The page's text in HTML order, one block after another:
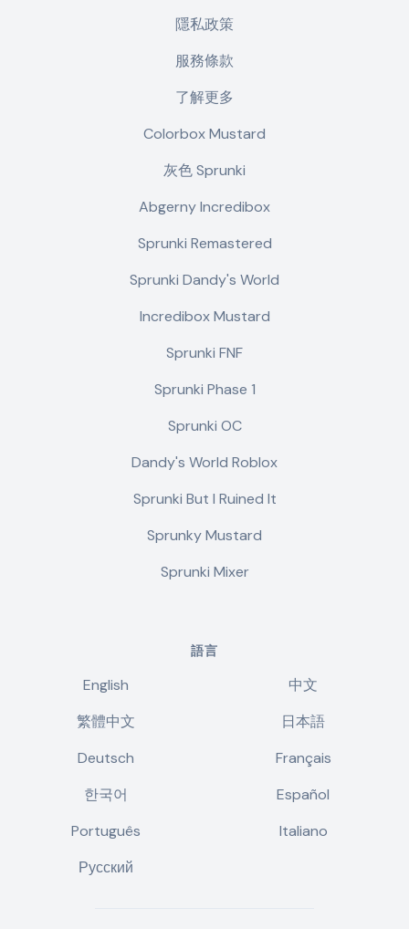
隱私政策
服務條款
了解更多
Colorbox Mustard
灰色 Sprunki
Abgerny Incredibox
Sprunki Remastered
Sprunki Dandy's World
Incredibox Mustard
Sprunki FNF
Sprunki Phase 1
Sprunki OC
Dandy's World Roblox
Sprunki But I Ruined It
Sprunky Mustard
Sprunki Mixer
語言
English
中文
繁體中文
日本語
Deutsch
Français
한국어
Español
Português
Italiano
Русский